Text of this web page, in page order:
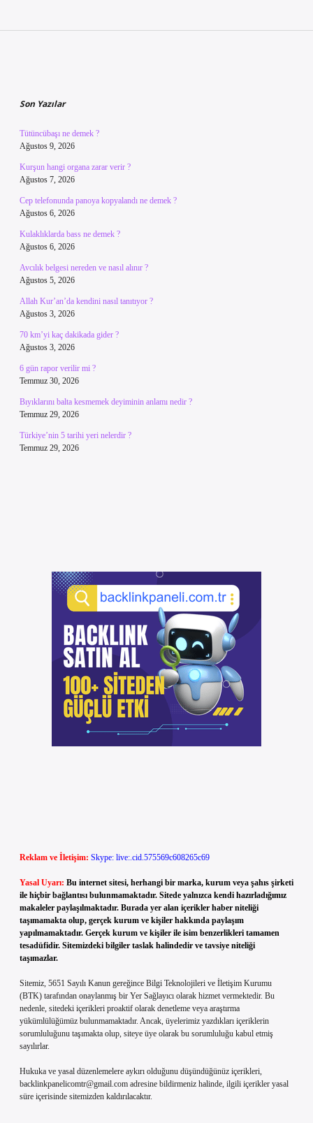
Son Yazılar
Tütüncübaşı ne demek ?
Ağustos 9, 2026
Kurşun hangi organa zarar verir ?
Ağustos 7, 2026
Cep telefonunda panoya kopyalandı ne demek ?
Ağustos 6, 2026
Kulaklıklarda bass ne demek ?
Ağustos 6, 2026
Avcılık belgesi nereden ve nasıl alınır ?
Ağustos 5, 2026
Allah Kur’an’da kendini nasıl tanıtıyor ?
Ağustos 3, 2026
70 km’yi kaç dakikada gider ?
Ağustos 3, 2026
6 gün rapor verilir mi ?
Temmuz 30, 2026
Bıyıklarını balta kesmemek deyiminin anlamı nedir ?
Temmuz 29, 2026
Türkiye’nin 5 tarihi yeri nelerdir ?
Temmuz 29, 2026
Reklam ve İletişim: Skype: live:.cid.575569c608265c69
Yasal Uyarı: Bu internet sitesi, herhangi bir marka, kurum veya şahıs şirketi
ile hiçbir bağlantısı bulunmamaktadır. Sitede yalnızca kendi hazırladığımız
makaleler paylaşılmaktadır. Burada yer alan içerikler haber niteliği
taşımamakta olup, gerçek kurum ve kişiler hakkında paylaşım
yapılmamaktadır. Gerçek kurum ve kişiler ile isim benzerlikleri tamamen
tesadüfidir. Sitemizdeki bilgiler taslak halindedir ve tavsiye niteliği
taşımazlar.
Sitemiz, 5651 Sayılı Kanun gereğince Bilgi Teknolojileri ve İletişim Kurumu
(BTK) tarafından onaylanmış bir Yer Sağlayıcı olarak hizmet vermektedir. Bu
nedenle, sitedeki içerikleri proaktif olarak denetleme veya araştırma
yükümlülüğümüz bulunmamaktadır. Ancak, üyelerimiz yazdıkları içeriklerin
sorumluluğunu taşımakta olup, siteye üye olarak bu sorumluluğu kabul etmiş
sayılırlar.
Hukuka ve yasal düzenlemelere aykırı olduğunu düşündüğünüz içerikleri,
backlinkpanelicomtr@gmail.com adresine bildirmeniz halinde, ilgili içerikler yasal
süre içerisinde sitemizden kaldırılacaktır.